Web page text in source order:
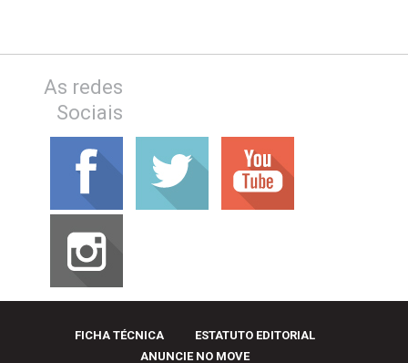
As redes
Sociais
FICHA TÉCNICA
ESTATUTO EDITORIAL
ANUNCIE NO MOVE